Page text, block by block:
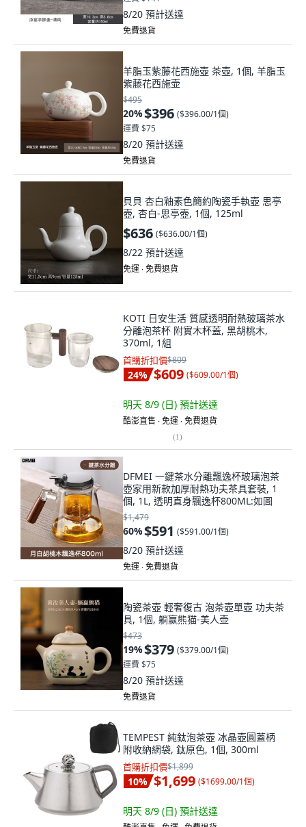
8/20 預計送達
免費退貨
羊脂玉紫藤花西施壺 茶壺, 1個, 羊脂玉
紫藤花西施壶
$495
20%$396 ($396.00/1個)
運費 $75
8/20 預計送達
免費退貨
貝貝 杏白釉素色簡約陶瓷手執壺 思亭
壺, 杏白-思亭壺, 1個, 125ml
$636 ($636.00/1個)
8/22 預計送達
免運 ∙ 免費退貨
KOTI 日安生活 質感透明耐熱玻璃茶水
分離泡茶杯 附實木杯蓋, 黑胡桃木,
370ml, 1組
首購折扣價$809
24% $609 ($609.00/1個)
明天 8/9 (日) 預計送達
酷澎直售 ∙ 免運 ∙ 免費退貨
(1)
DFMEI 一鍵茶水分離飄逸杯玻璃泡茶
壺家用新款加厚耐熱功夫茶具套裝, 1
個, 1L, 透明直身飄逸杯800ML:如圖
$1,479
60%$591 ($591.00/1個)
8/20 預計送達
免運 ∙ 免費退貨
陶瓷茶壺 輕奢復古 泡茶壺單壺 功夫茶
具, 1個, 躺赢熊猫-美人壶
$473
19%$379 ($379.00/1個)
運費 $75
8/20 預計送達
免費退貨
TEMPEST 純鈦泡茶壺 冰晶壺圓蓋柄
附收納網袋, 鈦原色, 1個, 300ml
首購折扣價$1,899
10% $1,699 ($1699.00/1個)
明天 8/9 (日) 預計送達